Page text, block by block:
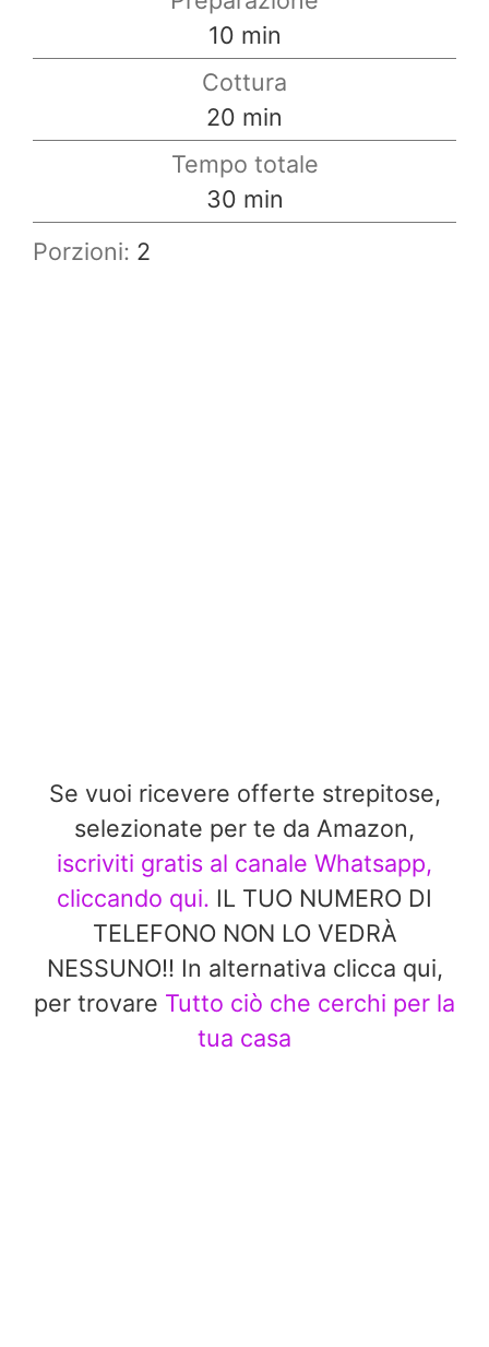
10minuti
min
Cottura
20 minuti
min
Tempo totale
30minuti
min
Porzioni: 2
Se vuoi ricevere offerte strepitose,
selezionate per te da Amazon,
iscriviti gratis al canale Whatsapp,
cliccando qui. IL TUO NUMERO DI
TELEFONO NON LO VEDRÀ
NESSUNO!! In alternativa clicca qui,
per trovare Tutto ciò che cerchi per la
tua casa